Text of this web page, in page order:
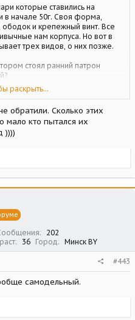
которые ставились на
начале 50г. Своя форма,
ободок и крепежный винт. Все
нам корпуса. Но вот в
трех видов, о них позже.
стоял ранний патрон
раскрыть...
обратили. Сколько этих
мало кто пытался их
))))
202
36 Город Минск BY
#443
самодельный.